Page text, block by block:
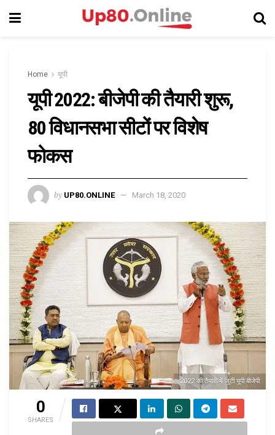
Home यूपी
यूपी 2022: बीजेपी की तैयारी शुरू,
80 विधानसभा सीटों पर विशेष
फोकस
by UP80.ONLINE March 18, 2020
2022 की तैयारी में जुटी यूपी बीजेपी
0
SHARES